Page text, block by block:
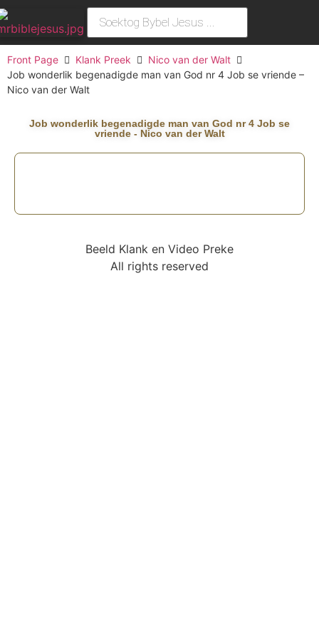
Front Page Klank Preek
Nico van der Walt
Job wonderlik begenadigde man van God nr 4 Job se vriende –
Nico van der Walt
Job wonderlik begenadigde man van God nr 4 Job se
vriende - Nico van der Walt
Beeld Klank en Video Preke
All rights reserved